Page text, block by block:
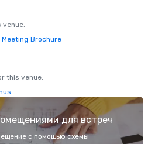
venue.
Brochure
this venue.
для встреч
с помощью схемы